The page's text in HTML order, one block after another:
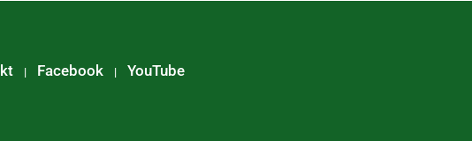
| Facebook | YouTube